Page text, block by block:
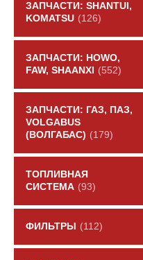
ЗАПЧАСТИ: SHANTUI,
KOMATSU (126)
ЗАПЧАСТИ: HOWO,
FAW, SHAANXI
(552)
ЗАПЧАСТИ: ГАЗ, ПАЗ,
VOLGABUS
(ВОЛГАБАС) (179)
ТОПЛИВНАЯ
СИСТЕМА (93)
ФИЛЬТРЫ (112)